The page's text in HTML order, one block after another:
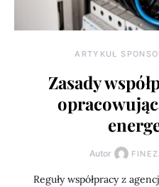
ARTYKUŁ
Zasady
Autor
Reguły współpracy z